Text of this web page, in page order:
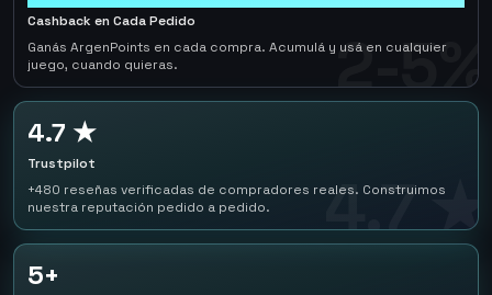
2-5%
Cashback en Cada Pedido
Ganás ArgenPoints en cada compra. Acumulá y usá en cualquier
juego, cuando quieras.
4.7 ★
4.7 ★
Trustpilot
+480 reseñas verificadas de compradores reales. Construimos
nuestra reputación pedido a pedido.
5+